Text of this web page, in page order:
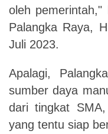
oleh
Palangka Raya,
Juli 2023.
Apalagi,
sumber daya
dari tingkat
yang tentu siap